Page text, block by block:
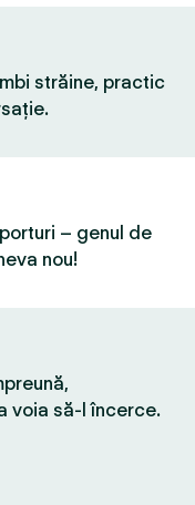
străine, practic
– genul de
nou!
voia să-l încerce.